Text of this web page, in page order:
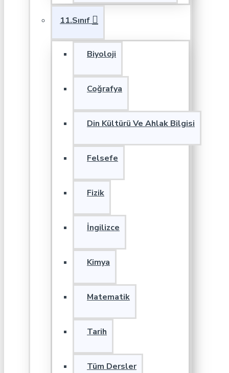
11.Sınıf
Biyoloji
Coğrafya
Din Kültürü Ve Ahlak Bilgisi
Felsefe
Fizik
İngilizce
Kimya
Matematik
Tarih
Tüm Dersler